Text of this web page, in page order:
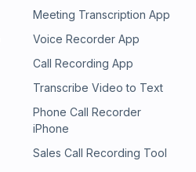
Meeting Transcription App
Voice Recorder App
Call Recording App
Transcribe Video to Text
Phone Call Recorder
iPhone
Sales Call Recording Tool